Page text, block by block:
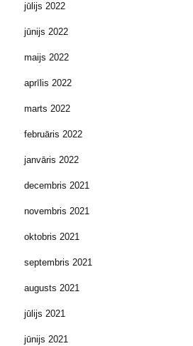
jūlijs 2022
jūnijs 2022
maijs 2022
aprīlis 2022
marts 2022
februāris 2022
janvāris 2022
decembris 2021
novembris 2021
oktobris 2021
septembris 2021
augusts 2021
jūlijs 2021
jūnijs 2021